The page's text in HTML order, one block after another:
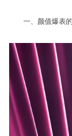
一、颜值爆表的